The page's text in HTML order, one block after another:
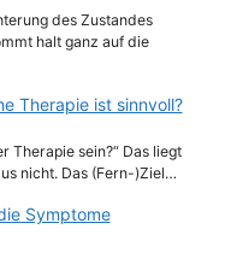
des Zustandes
halt ganz auf die
Therapie ist sinnvoll?
Therapie sein?“ Das liegt
nicht. Das (Fern-)Ziel…
Symptome